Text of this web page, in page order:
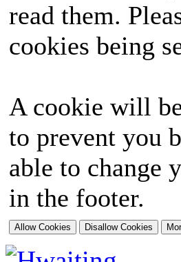
read them.
cookies being
A cookie will
to prevent you
able to change
in the footer.